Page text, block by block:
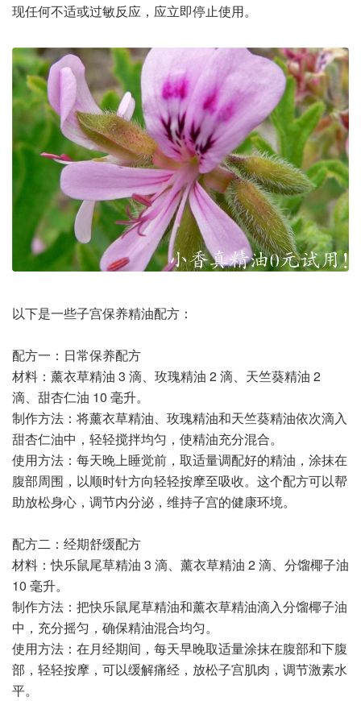
现任何不适或过敏反应，应立即停止使用。
以下是一些子宫保养精油配方：
配方一：日常保养配方
材料：薰衣草精油 3 滴、玫瑰精油 2 滴、天竺葵精油 2
滴、甜杏仁油 10 毫升。
制作方法：将薰衣草精油、玫瑰精油和天竺葵精油依次滴入
甜杏仁油中，轻轻搅拌均匀，使精油充分混合。
使用方法：每天晚上睡觉前，取适量调配好的精油，涂抹在
腹部周围，以顺时针方向轻轻按摩至吸收。这个配方可以帮
助放松身心，调节内分泌，维持子宫的健康环境。
配方二：经期舒缓配方
材料：快乐鼠尾草精油 3 滴、薰衣草精油 2 滴、分馏椰子油
10 毫升。
制作方法：把快乐鼠尾草精油和薰衣草精油滴入分馏椰子油
中，充分摇匀，确保精油混合均匀。
使用方法：在月经期间，每天早晚取适量涂抹在腹部和下腹
部，轻轻按摩，可以缓解痛经，放松子宫肌肉，调节激素水
平。